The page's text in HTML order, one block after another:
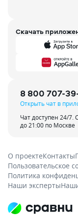
Скачать
8 800 707-
Открыть чат в
Чат доступен 24/7.
до 21:00 по Москве
О проектеКонтакты
Пользовательское
Политика
Наши эксперты